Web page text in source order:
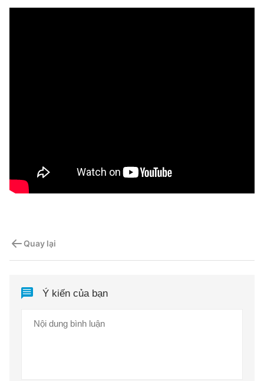
Quay lại
Ý kiến của bạn